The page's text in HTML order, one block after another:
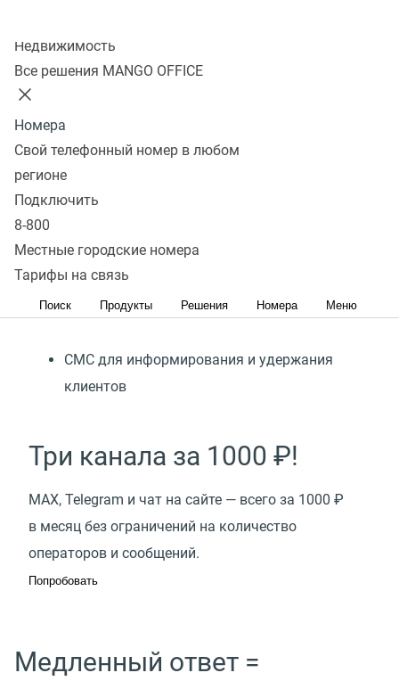
Недвижимость
Все решения MANGO OFFICE
Номера
Свой телефонный номер в любом
регионе
Подключить
8-800
Местные городские номера
Тарифы на связь
Поиск Продукты Решения Номера Меню
Подключить
Одно окно для обработки сообщений
клиента и в приложении
Сохранение контакта с клиентами
СМС для информирования и удержания
клиентов
Три канала за 1000 ₽!
МАХ, Telegram и чат на сайте — всего за 1000 ₽
в месяц без ограничений на количество
операторов и сообщений.
Попробовать
Медленный ответ =